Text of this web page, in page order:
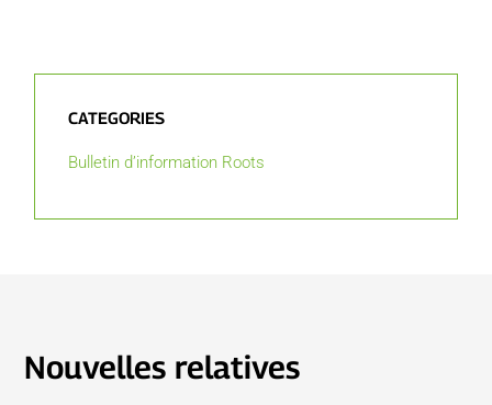
CATEGORIES
Bulletin d’information Roots
Nouvelles relatives